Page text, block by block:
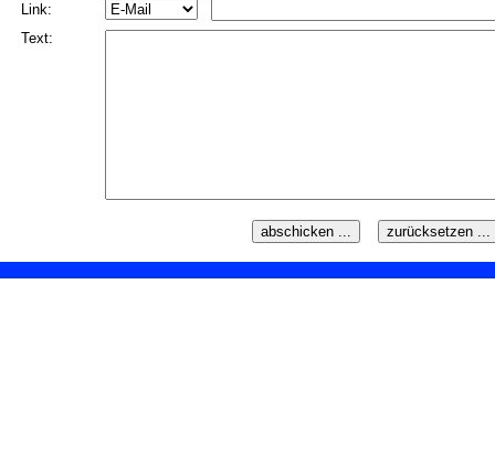
Link:
Text: